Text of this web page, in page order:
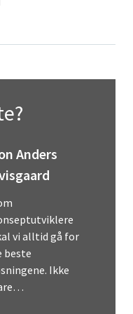
Anders
vi alltid gå for
beste
Ikke